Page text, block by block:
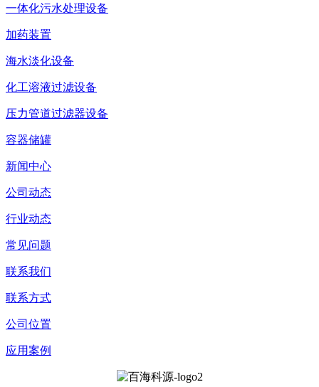
一体化污水处理设备
加药装置
海水淡化设备
化工溶液过滤设备
压力管道过滤器设备
容器储罐
新闻中心
公司动态
行业动态
常见问题
联系我们
联系方式
公司位置
应用案例